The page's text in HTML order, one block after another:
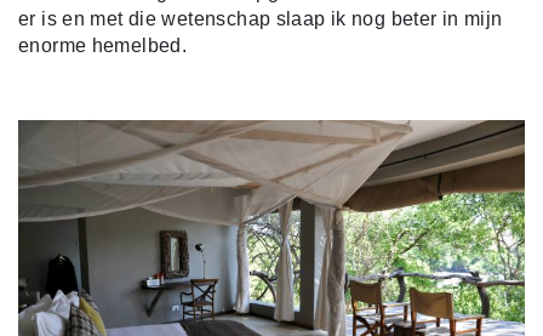
er is en met die wetenschap slaap ik nog beter in mijn
enorme hemelbed.